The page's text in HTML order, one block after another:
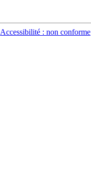
Accessibilité : non conforme